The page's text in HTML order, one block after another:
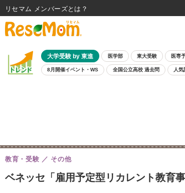
大学受験 by 東進 医学部 東大受験 医専
8月開催イベント・WS 全国公立高校 過去問 人気
ベネッセ「雇用予定型リカレント教育
教育・受験 その他
リセマム メンバーズ